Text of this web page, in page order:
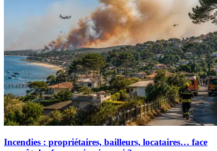
Incendies : propriétaires, bailleurs, locataires… face